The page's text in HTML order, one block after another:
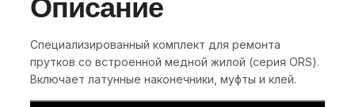
Описание
Специализированный комплект для ремонта
прутков со встроенной медной жилой (серия ORS).
Включает латунные наконечники, муфты и клей.